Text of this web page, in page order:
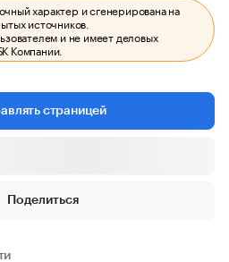
характер и сгенерирована на
источников.
и не имеет деловых
Компании.
страницей
Поделиться